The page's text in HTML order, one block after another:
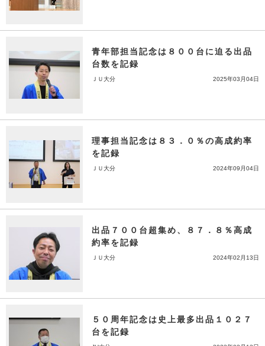
青年部担当記念は８００台に迫る出品
台数を記録
ＪＵ大分 2025年03月04日
理事担当記念は８３．０％の高成約率
を記録
ＪＵ大分 2024年09月04日
出品７００台超集め、８７．８％高成
約率を記録
ＪＵ大分 2024年02月13日
５０周年記念は史上最多出品１０２７
台を記録